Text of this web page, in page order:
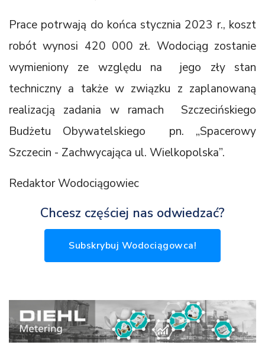
Prace potrwają do końca stycznia 2023 r., koszt
robót wynosi 420 000 zł. Wodociąg zostanie
wymieniony ze względu na jego zły stan
techniczny a także w związku z zaplanowaną
realizacją zadania w ramach Szczecińskiego
Budżetu Obywatelskiego pn. „Spacerowy
Szczecin - Zachwycająca ul. Wielkopolska”.
Redaktor Wodociągowiec
Chcesz częściej nas odwiedzać?
Subskrybuj Wodociągowca!